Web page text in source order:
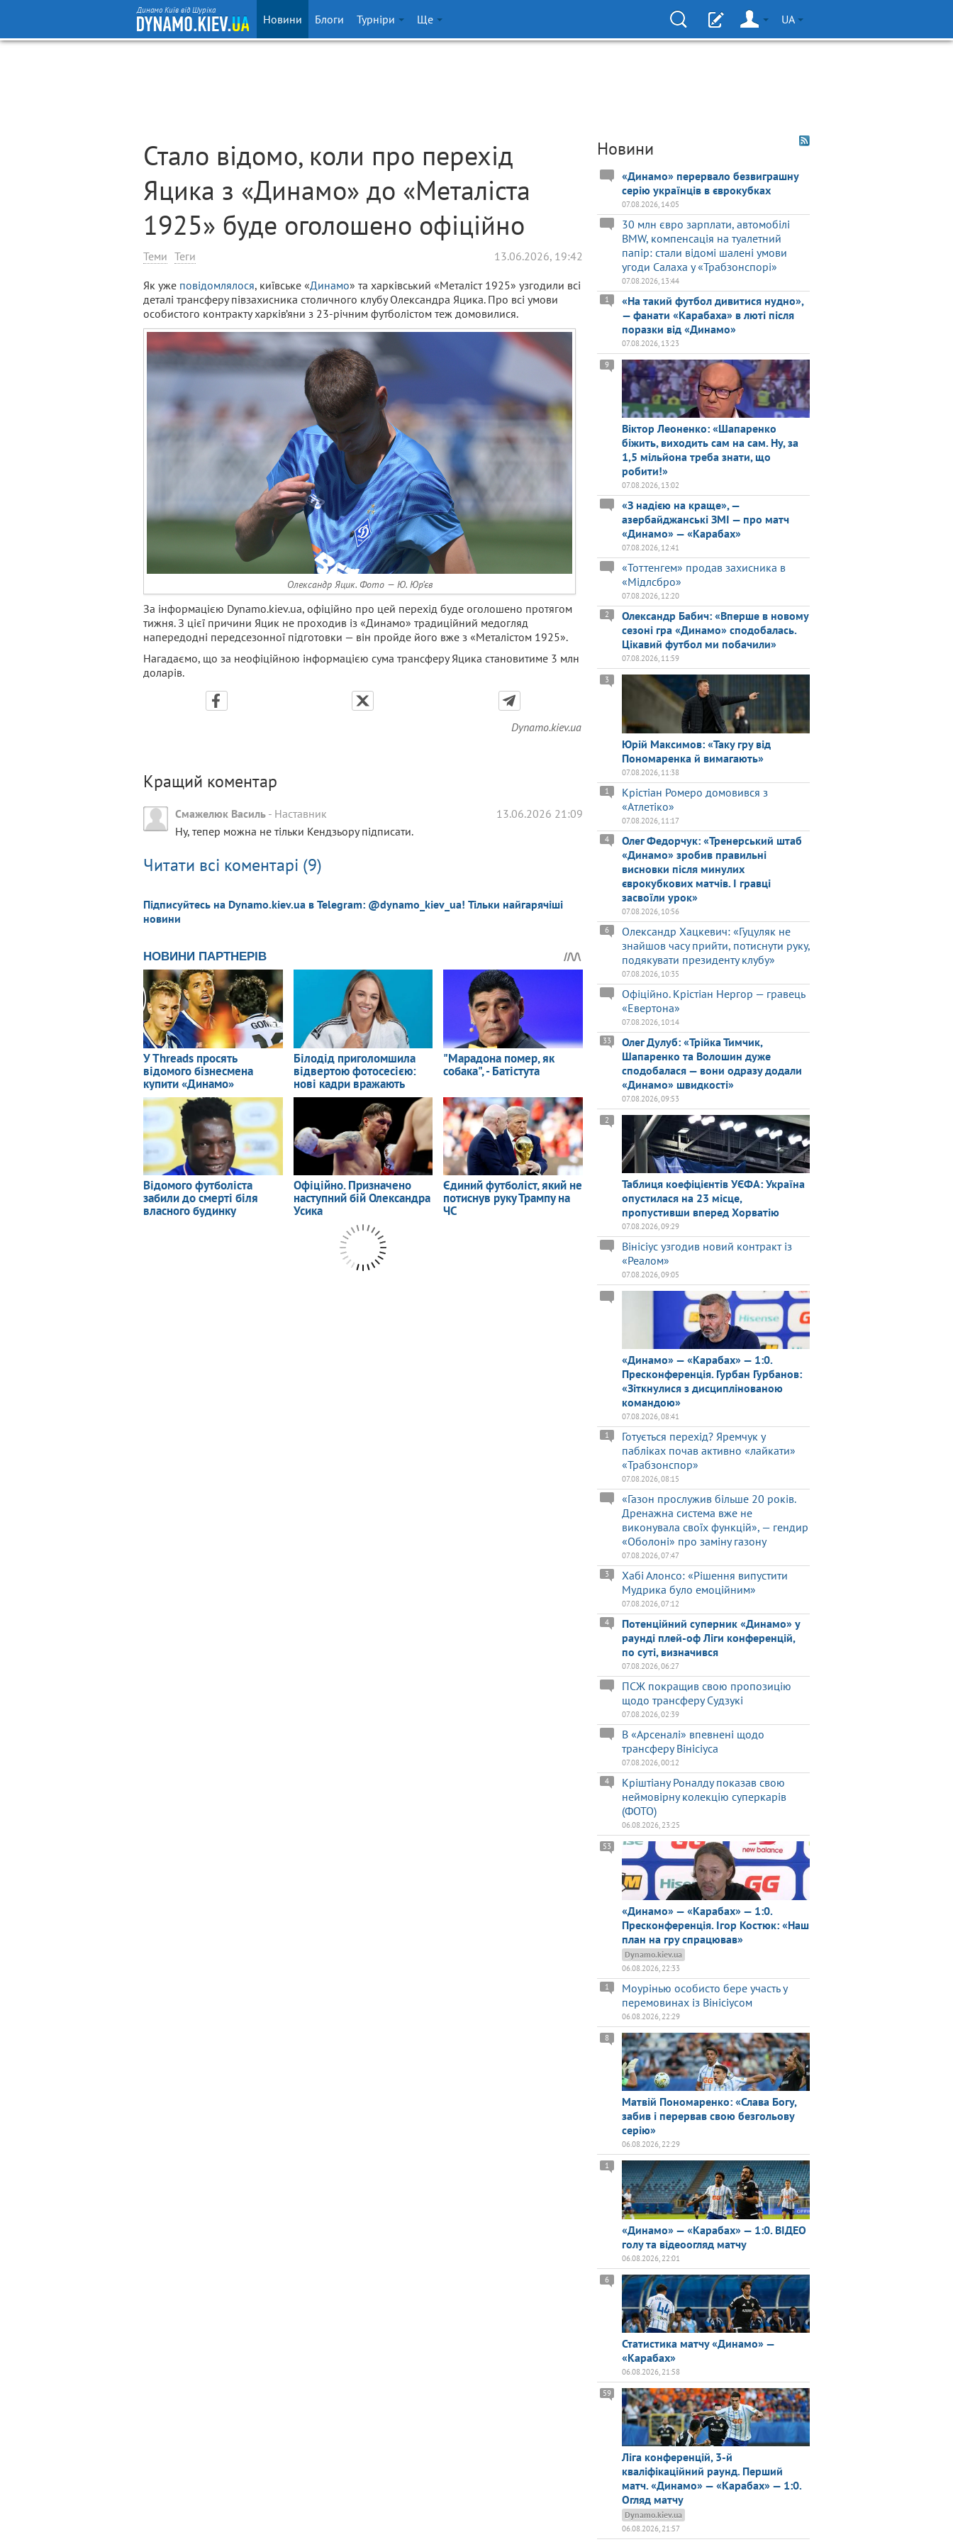
Динамо Київ від Шуріка
Новини Блоги Турніри Ще UA
Стало відомо, коли про перехід
Яцика з «Динамо» до «Металіста
1925» буде оголошено офіційно
Теми Теги 13.06.2026, 19:42
Як уже повідомлялося, київське «Динамо» та харківський «Металіст 1925» узгодили всі
деталі трансферу півзахисника столичного клубу Олександра Яцика. Про всі умови
особистого контракту харків’яни з 23-річним футболістом теж домовилися.
Олександр Яцик. Фото — Ю. Юр’єв
За інформацією Dynamo.kiev.ua, офіційно про цей перехід буде оголошено протягом
тижня. З цієї причини Яцик не проходив із «Динамо» традиційний медогляд
напередодні передсезонної підготовки — він пройде його вже з «Металістом 1925».
Нагадаємо, що за неофіційною інформацією сума трансферу Яцика становитиме 3 млн
доларів.
Dynamo.kiev.ua
Кращий коментар
Смажелюк Василь - Наставник
13.06.2026 21:09
Ну, тепер можна не тільки Кендзьору підписати.
Читати всі коментарі (9)
Підписуйтесь на Dynamo.kiev.ua в Telegram: @dynamo_kiev_ua! Тільки найгарячіші
новини
Новини
«Динамо» перервало безвиграшну
серію українців в єврокубках
07.08.2026, 14:05
30 млн євро зарплати, автомобілі
BMW, компенсація на туалетний
папір: стали відомі шалені умови
угоди Салаха у «Трабзонспорі»
07.08.2026, 13:44
«На такий футбол дивитися нудно»,
— фанати «Карабаха» в люті після
поразки від «Динамо»
1
07.08.2026, 13:23
Віктор Леоненко: «Шапаренко
біжить, виходить сам на сам. Ну, за
1,5 мільйона треба знати, що
робити!»
9
07.08.2026, 13:02
«З надією на краще», —
азербайджанські ЗМІ — про матч
«Динамо» — «Карабах»
07.08.2026, 12:41
«Тоттенгем» продав захисника в
«Мідлсбро»
07.08.2026, 12:20
Олександр Бабич: «Вперше в новому
сезоні гра «Динамо» сподобалась.
Цікавий футбол ми побачили»
2
07.08.2026, 11:59
Юрій Максимов: «Таку гру від
Пономаренка й вимагають»
3
07.08.2026, 11:38
Крістіан Ромеро домовився з
«Атлетіко»
1
07.08.2026, 11:17
Олег Федорчук: «Тренерський штаб
«Динамо» зробив правильні
висновки після минулих
єврокубкових матчів. І гравці
засвоїли урок»
4
07.08.2026, 10:56
Олександр Хацкевич: «Гуцуляк не
знайшов часу прийти, потиснути руку,
подякувати президенту клубу»
6
07.08.2026, 10:35
Офіційно. Крістіан Нергор — гравець
«Евертона»
07.08.2026, 10:14
Олег Дулуб: «Трійка Тимчик,
Шапаренко та Волошин дуже
сподобалася — вони одразу додали
«Динамо» швидкості»
33
07.08.2026, 09:53
Таблиця коефіцієнтів УЄФА: Україна
опустилася на 23 місце,
пропустивши вперед Хорватію
2
07.08.2026, 09:29
Вінісіус узгодив новий контракт із
«Реалом»
07.08.2026, 09:05
«Динамо» — «Карабах» — 1:0.
Пресконференція. Гурбан Гурбанов:
«Зіткнулися з дисциплінованою
командою»
07.08.2026, 08:41
Готується перехід? Яремчук у
пабліках почав активно «лайкати»
«Трабзонспор»
1
07.08.2026, 08:15
«Газон прослужив більше 20 років.
Дренажна система вже не
виконувала своїх функцій», — гендир
«Оболоні» про заміну газону
07.08.2026, 07:47
Хабі Алонсо: «Рішення випустити
Мудрика було емоційним»
3
07.08.2026, 07:12
Потенційний суперник «Динамо» у
раунді плей-оф Ліги конференцій,
по суті, визначився
4
07.08.2026, 06:27
ПСЖ покращив свою пропозицію
щодо трансферу Судзукі
07.08.2026, 02:39
В «Арсеналі» впевнені щодо
трансферу Вінісіуса
07.08.2026, 00:12
Кріштіану Роналду показав свою
неймовірну колекцію суперкарів
(ФОТО)
4
06.08.2026, 23:25
«Динамо» — «Карабах» — 1:0.
Пресконференція. Ігор Костюк: «Наш
план на гру спрацював»
53
Dynamo.kiev.ua
06.08.2026, 22:33
Моурінью особисто бере участь у
перемовинах із Вінісіусом
1
06.08.2026, 22:29
Матвій Пономаренко: «Слава Богу,
забив і перервав свою безгольову
серію»
8
06.08.2026, 22:29
«Динамо» — «Карабах» — 1:0. ВІДЕО
голу та відеоогляд матчу
1
06.08.2026, 22:01
Статистика матчу «Динамо» —
«Карабах»
6
06.08.2026, 21:58
Ліга конференцій, 3-й
кваліфікаційний раунд. Перший
матч. «Динамо» — «Карабах» — 1:0.
Огляд матчу
59
Dynamo.kiev.ua
06.08.2026, 21:57